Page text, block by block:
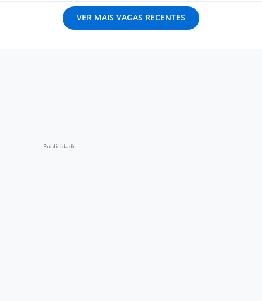
VER MAIS VAGAS RECENTES